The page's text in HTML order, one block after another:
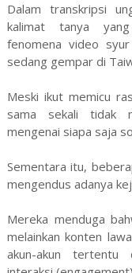
Dalam transkripsi
kalimat tanya yang
fenomena video
sedang gempar di
Meski ikut memicu
sama sekali tidak
mengenai siapa saja
Sementara itu,
mengendus adanya
Mereka menduga
melainkan konten
akun-akun tertentu